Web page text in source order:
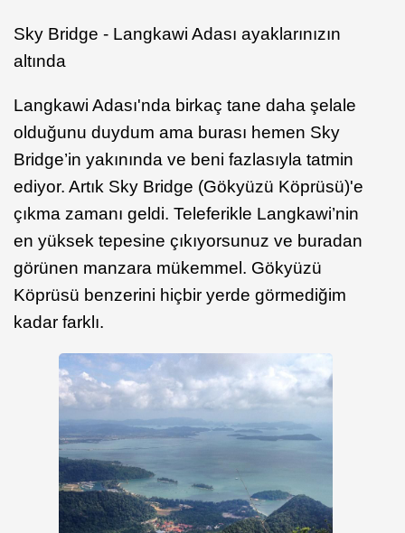
Sky Bridge - Langkawi Adası ayaklarınızın
altında
Langkawi Adası'nda birkaç tane daha şelale
olduğunu duydum ama burası hemen Sky
Bridge’in yakınında ve beni fazlasıyla tatmin
ediyor. Artık Sky Bridge (Gökyüzü Köprüsü)'e
çıkma zamanı geldi. Teleferikle Langkawi’nin
en yüksek tepesine çıkıyorsunuz ve buradan
görünen manzara mükemmel. Gökyüzü
Köprüsü benzerini hiçbir yerde görmediğim
kadar farklı.